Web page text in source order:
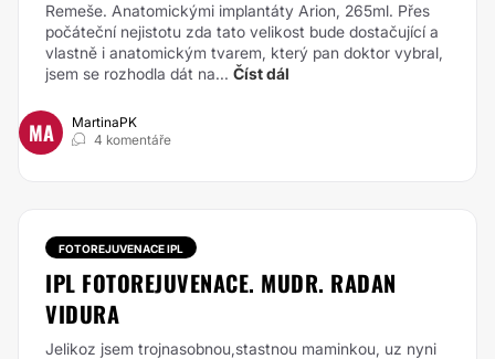
Remeše. Anatomickými implantáty Arion, 265ml. Přes
počáteční nejistotu zda tato velikost bude dostačující a
vlastně i anatomickým tvarem, který pan doktor vybral,
jsem se rozhodla dát na... Číst dál
MA
MartinaPK
4 komentáře
FOTOREJUVENACE IPL
IPL FOTOREJUVENACE. MUDR. RADAN
VIDURA
Jelikoz jsem trojnasobnou,stastnou maminkou, uz nyni